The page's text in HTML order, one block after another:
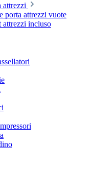
attrezzi
porta attrezzi vuote
attrezzi incluso